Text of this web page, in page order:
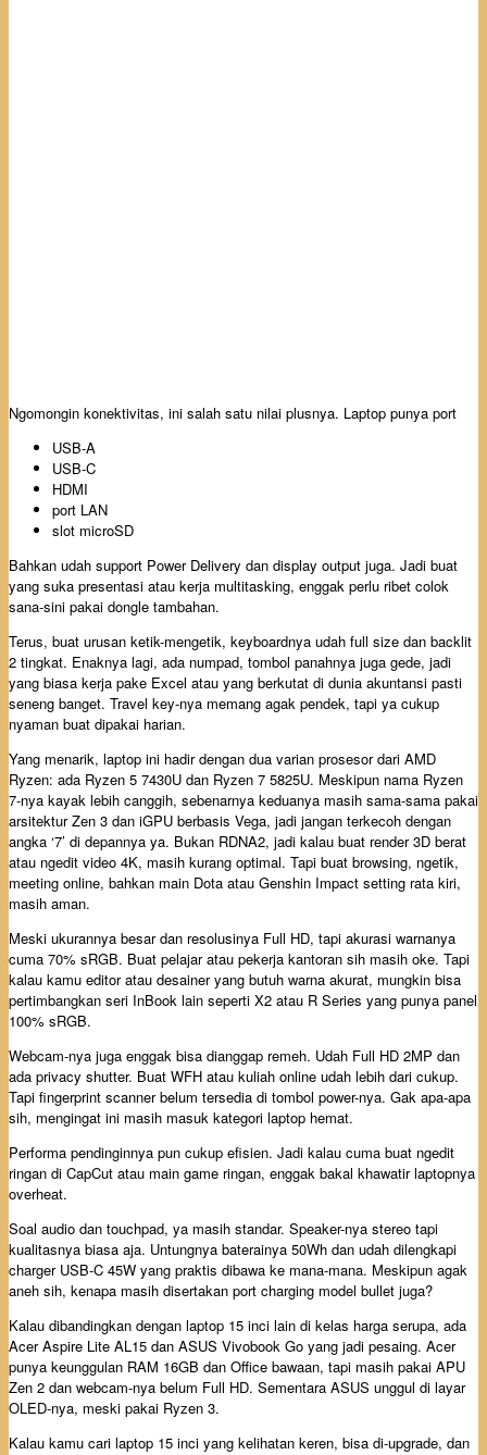
Ngomongin konektivitas, ini salah satu nilai plusnya. Laptop punya port
USB-A
USB-C
HDMI
port LAN
slot microSD
Bahkan udah support Power Delivery dan display output juga. Jadi buat
yang suka presentasi atau kerja multitasking, enggak perlu ribet colok
sana-sini pakai dongle tambahan.
Terus, buat urusan ketik-mengetik, keyboardnya udah full size dan backlit
2 tingkat. Enaknya lagi, ada numpad, tombol panahnya juga gede, jadi
yang biasa kerja pake Excel atau yang berkutat di dunia akuntansi pasti
seneng banget. Travel key-nya memang agak pendek, tapi ya cukup
nyaman buat dipakai harian.
Yang menarik, laptop ini hadir dengan dua varian prosesor dari AMD
Ryzen: ada Ryzen 5 7430U dan Ryzen 7 5825U. Meskipun nama Ryzen
7-nya kayak lebih canggih, sebenarnya keduanya masih sama-sama pakai
arsitektur Zen 3 dan iGPU berbasis Vega, jadi jangan terkecoh dengan
angka ‘7’ di depannya ya. Bukan RDNA2, jadi kalau buat render 3D berat
atau ngedit video 4K, masih kurang optimal. Tapi buat browsing, ngetik,
meeting online, bahkan main Dota atau Genshin Impact setting rata kiri,
masih aman.
Meski ukurannya besar dan resolusinya Full HD, tapi akurasi warnanya
cuma 70% sRGB. Buat pelajar atau pekerja kantoran sih masih oke. Tapi
kalau kamu editor atau desainer yang butuh warna akurat, mungkin bisa
pertimbangkan seri InBook lain seperti X2 atau R Series yang punya panel
100% sRGB.
Webcam-nya juga enggak bisa dianggap remeh. Udah Full HD 2MP dan
ada privacy shutter. Buat WFH atau kuliah online udah lebih dari cukup.
Tapi fingerprint scanner belum tersedia di tombol power-nya. Gak apa-apa
sih, mengingat ini masih masuk kategori laptop hemat.
Performa pendinginnya pun cukup efisien. Jadi kalau cuma buat ngedit
ringan di CapCut atau main game ringan, enggak bakal khawatir laptopnya
overheat.
Soal audio dan touchpad, ya masih standar. Speaker-nya stereo tapi
kualitasnya biasa aja. Untungnya baterainya 50Wh dan udah dilengkapi
charger USB-C 45W yang praktis dibawa ke mana-mana. Meskipun agak
aneh sih, kenapa masih disertakan port charging model bullet juga?
Kalau dibandingkan dengan laptop 15 inci lain di kelas harga serupa, ada
Acer Aspire Lite AL15 dan ASUS Vivobook Go yang jadi pesaing. Acer
punya keunggulan RAM 16GB dan Office bawaan, tapi masih pakai APU
Zen 2 dan webcam-nya belum Full HD. Sementara ASUS unggul di layar
OLED-nya, meski pakai Ryzen 3.
Kalau kamu cari laptop 15 inci yang kelihatan keren, bisa di-upgrade, dan